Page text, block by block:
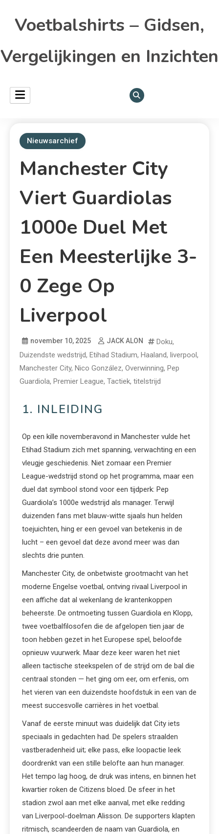
Voetbalshirts – Gidsen,
Vergelijkingen en Inzichten
Nieuwsarchief
Manchester City
Viert Guardiolas
1000e Duel Met
Een Meesterlijke 3-
0 Zege Op
Liverpool
november 10, 2025 JACK ALON Doku,
Duizendste wedstrijd, Etihad Stadium, Haaland, liverpool,
Manchester City, Nico González, Overwinning, Pep
Guardiola, Premier League, Tactiek, titelstrijd
1. INLEIDING
Op een kille novemberavond in Manchester vulde het
Etihad Stadium zich met spanning, verwachting en een
vleugje geschiedenis. Niet zomaar een Premier
League-wedstrijd stond op het programma, maar een
duel dat symbool stond voor een tijdperk: Pep
Guardiola’s 1000e wedstrijd als manager. Terwijl
duizenden fans met blauw-witte sjaals hun helden
toejuichten, hing er een gevoel van betekenis in de
lucht – een gevoel dat deze avond meer was dan
slechts drie punten.
Manchester City, de onbetwiste grootmacht van het
moderne Engelse voetbal, ontving rivaal Liverpool in
een affiche dat al wekenlang de krantenkoppen
beheerste. De ontmoeting tussen Guardiola en Klopp,
twee voetbalfilosofen die de afgelopen tien jaar de
toon hebben gezet in het Europese spel, beloofde
opnieuw vuurwerk. Maar deze keer waren het niet
alleen tactische steekspelen of de strijd om de bal die
centraal stonden — het ging om eer, om erfenis, om
het vieren van een duizendste hoofdstuk in een van de
meest succesvolle carrières in het voetbal.
Vanaf de eerste minuut was duidelijk dat City iets
speciaals in gedachten had. De spelers straalden
vastberadenheid uit; elke pass, elke loopactie leek
doordrenkt van een stille belofte aan hun manager.
Het tempo lag hoog, de druk was intens, en binnen het
kwartier roken de Citizens bloed. De sfeer in het
stadion zwol aan met elke aanval, met elke redding
van Liverpool-doelman Alisson. De supporters klapten
ritmisch, scandeerden de naam van Guardiola, en